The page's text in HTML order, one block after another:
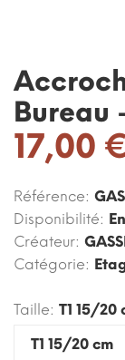
Bureau
17,00 €
Référence:
Disponibilité:
Créateur:
Catégorie:
Taille: T1 15/20